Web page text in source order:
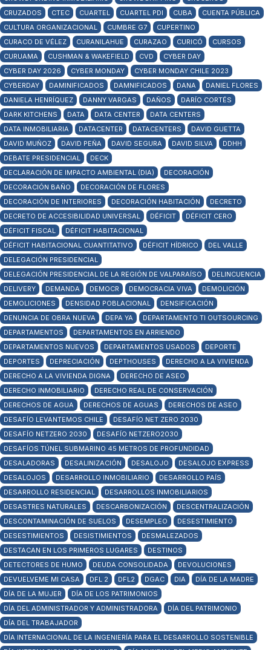
CRUZADOS
CTEC CUARTEL CUARTEL PDI CUBA
CUENTA PÚBLICA
CULTURA ORGANIZACIONAL
CUMBRE G7
CUPERTINO
CURACO DE VÉLEZ
CURANILAHUE CURAZAO CURICÓ
CURSOS
CURUAMA
CUSHMAN & WAKEFIELD CVD
CYBER DAY
CYBER DAY 2026
CYBER MONDAY
CYBER MONDAY CHILE 2023
CYBERDAY
DAMINIFICADOS DAMNIFICADOS DANA
DANIEL FLORES
DANIELA HENRÍQUEZ
DANNY VARGAS DAÑOS
DARÍO CORTÉS
DARK KITCHENS
DATA DATA CENTER
DATA CENTERS
DATA INMOBILIARIA
DATACENTER DATACENTERS
DAVID GUETTA
DAVID MUÑOZ
DAVID PEÑA DAVID SEGURA DAVID SILVA
DDHH
DEBATE PRESIDENCIAL
DECK
DECLARACIÓN DE IMPACTO AMBIENTAL (DIA)
DECORACIÓN
DECORACIÓN BAÑO
DECORACIÓN DE FLORES
DECORACIÓN DE INTERIORES
DECORACIÓN HABITACIÓN
DECRETO
DECRETO DE ACCESIBILIDAD UNIVERSAL
DÉFICIT
DÉFICIT CERO
DÉFICIT FISCAL
DÉFICIT HABITACIONAL
DÉFICIT HABITACIONAL CUANTITATIVO
DÉFICIT HÍDRICO
DEL VALLE
DELEGACIÓN PRESIDENCIAL
DELEGACIÓN PRESIDENCIAL DE LA REGIÓN DE VALPARAÍSO
DELINCUENCIA
DELIVERY
DEMANDA DEMOCR DEMOCRACIA VIVA
DEMOLICIÓN
DEMOLICIONES
DENSIDAD POBLACIONAL
DENSIFICACIÓN
DENUNCIA DE OBRA NUEVA
DEPA YA
DEPARTAMENTO TI OUTSOURCING
DEPARTAMENTOS
DEPARTAMENTOS EN ARRIENDO
DEPARTAMENTOS NUEVOS
DEPARTAMENTOS USADOS
DEPORTE
DEPORTES
DEPRECIACIÓN DEPTHOUSES
DERECHO A LA VIVIENDA
DERECHO A LA VIVIENDA DIGNA
DERECHO DE ASEO
DERECHO INMOBILIARIO
DERECHO REAL DE CONSERVACIÓN
DERECHOS DE AGUA
DERECHOS DE AGUAS
DERECHOS DE ASEO
DESAFÍO LEVANTEMOS CHILE
DESAFÍO NET ZERO 2030
DESAFÍO NETZERO 2030
DESAFÍO NETZERO2030
DESAFÍOS TÚNEL SUBMARINO 45 METROS DE PROFUNDIDAD
DESALADORAS
DESALINIZACIÓN DESALOJO
DESALOJO EXPRESS
DESALOJOS
DESARROLLO INMOBILIARIO
DESARROLLO PAÍS
DESARROLLO RESIDENCIAL
DESARROLLOS INMOBILIARIOS
DESASTRES NATURALES
DESCARBONIZACIÓN
DESCENTRALIZACIÓN
DESCONTAMINACIÓN DE SUELOS
DESEMPLEO
DESESTIMIENTO
DESESTIMIENTOS
DESISTIMIENTOS
DESMALEZADOS
DESTACAN EN LOS PRIMEROS LUGARES
DESTINOS
DETECTORES DE HUMO
DEUDA CONSOLIDADA
DEVOLUCIONES
DEVUELVEME MI CASA
DFL 2 DFL2 DGAC DIA
DÍA DE LA MADRE
DÍA DE LA MUJER
DÍA DE LOS PATRIMONIOS
DÍA DEL ADMINISTRADOR Y ADMINISTRADORA
DÍA DEL PATRIMONIO
DÍA DEL TRABAJADOR
DÍA INTERNACIONAL DE LA INGENIERÍA PARA EL DESARROLLO SOSTENIBLE